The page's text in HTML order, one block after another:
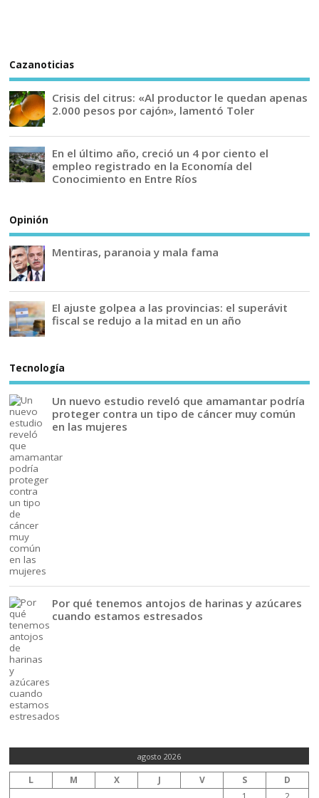
Cazanoticias
Crisis del citrus: «Al productor le quedan apenas
2.000 pesos por cajón», lamentó Toler
En el último año, creció un 4 por ciento el
empleo registrado en la Economía del
Conocimiento en Entre Ríos
Opinión
Mentiras, paranoia y mala fama
El ajuste golpea a las provincias: el superávit
fiscal se redujo a la mitad en un año
Tecnología
Un nuevo estudio reveló que amamantar podría
proteger contra un tipo de cáncer muy común
en las mujeres
Por qué tenemos antojos de harinas y azúcares
cuando estamos estresados
agosto 2026
L M X J V S
D